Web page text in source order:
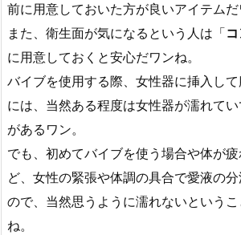
前に用意しておいた方が良いアイテムだ
また、衛生面が気になるという人は「
に用意しておくと安心だワンね。
バイブを使用する際、女性器に挿入し
には、当然ある程度は女性器が濡れて
があるワン。
でも、初めてバイブを使う場合や体が
ど、女性の緊張や体調の具合で愛液の
ので、当然思うように濡れないという
ね。